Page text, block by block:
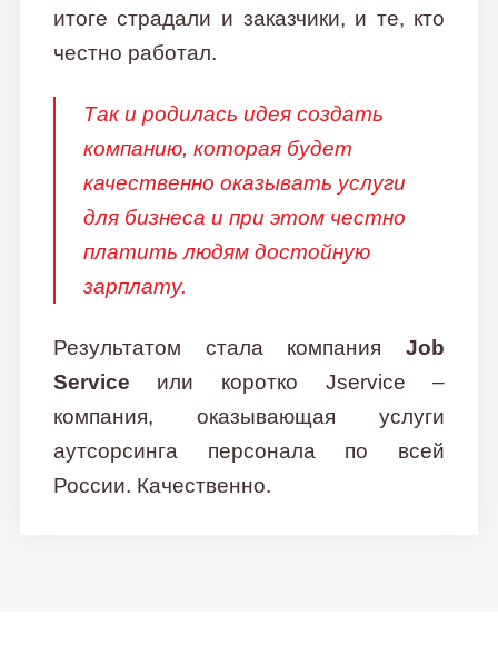
итоге страдали и заказчики, и те, кто
честно работал.
Так и родилась идея создать
компанию, которая будет
качественно оказывать услуги
для бизнеса и при этом честно
платить людям достойную
зарплату.
Результатом стала компанияJob
Service или коротко Jservice –
компания, оказывающая услуги
аутсорсинга персонала по всей
России. Качественно.